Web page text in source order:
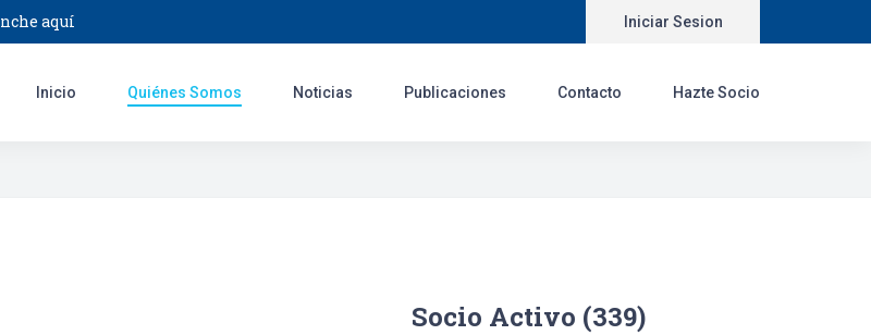
aquí Iniciar Sesion
Inicio Quiénes Somos Noticias Publicaciones Contacto Hazte Socio
Socio Activo (339)